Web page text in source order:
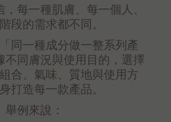
每一種肌膚、每一個人、
段的需求都不同。
同一種成分做一整系列產
不同膚況與使用目的，選擇
合、氣味、質地與使用方
打造每一款產品。
舉例來說：